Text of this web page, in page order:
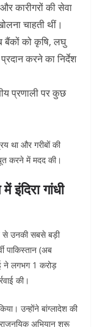
कारीगरों की सेवा
चाहती थीं।
बैंकों को कृषि, लघु
करने का निर्देश
प्रणाली पर कुछ
था और गरीबों की
करने में मदद की।
इंदिरा गांधी
से उनकी सबसे बड़ी
पाकिस्तान (अब
ने लगभग 1 करोड़
की।
उन्होंने बांग्लादेश की
अभियान शुरू